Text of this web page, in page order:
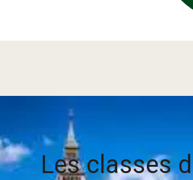
Les classes